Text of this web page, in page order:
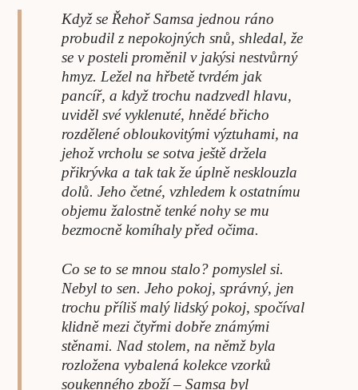
Když se Řehoř Samsa jednou ráno
probudil z nepokojných snů, shledal, že
se v posteli proměnil v jakýsi nestvůrný
hmyz. Ležel na hřbetě tvrdém jak
pancíř, a když trochu nadzvedl hlavu,
uviděl své vyklenuté, hnědé břicho
rozdělené obloukovitými výztuhami, na
jehož vrcholu se sotva ještě držela
přikrývka a tak tak že úplně nesklouzla
dolů. Jeho četné, vzhledem k ostatnímu
objemu žalostně tenké nohy se mu
bezmocně komíhaly před očima.
Co se to se mnou stalo? pomyslel si.
Nebyl to sen. Jeho pokoj, správný, jen
trochu příliš malý lidský pokoj, spočíval
klidně mezi čtyřmi dobře známými
stěnami. Nad stolem, na němž byla
rozložena vybalená kolekce vzorků
soukenného zboží – Samsa byl